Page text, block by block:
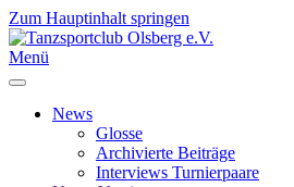
Zum Hauptinhalt springen
Menü
News
Glosse
Archivierte Beiträge
Interviews Turnierpaare